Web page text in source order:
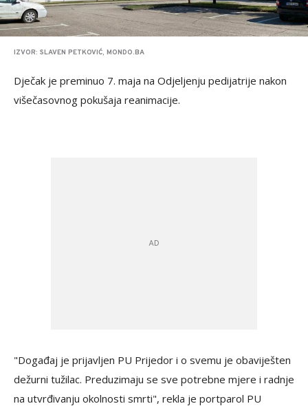
IZVOR: SLAVEN PETKOVIĆ, MONDO.BA
Dječak je preminuo 7. maja na Odjeljenju pedijatrije nakon
višečasovnog pokušaja reanimacije.
"Događaj je prijavljen PU Prijedor i o svemu je obaviješten
dežurni tužilac. Preduzimaju se sve potrebne mjere i radnje
na utvrđivanju okolnosti smrti", rekla je portparol PU